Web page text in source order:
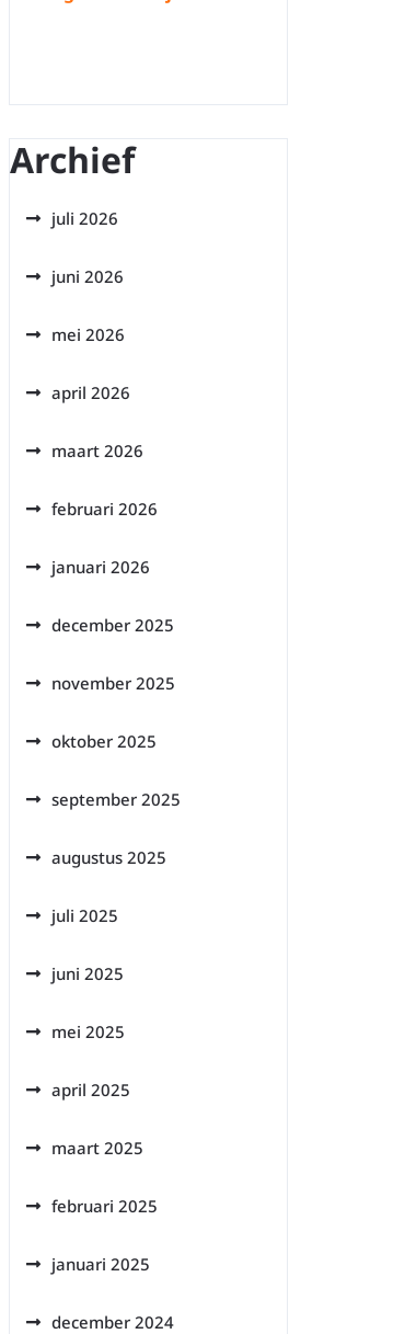
Archief
juli 2026
juni 2026
mei 2026
april 2026
maart 2026
februari 2026
januari 2026
december 2025
november 2025
oktober 2025
september 2025
augustus 2025
juli 2025
juni 2025
mei 2025
april 2025
maart 2025
februari 2025
januari 2025
december 2024